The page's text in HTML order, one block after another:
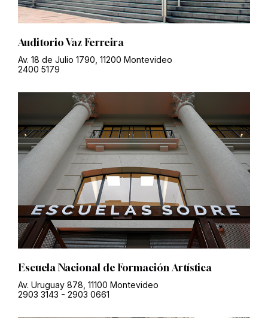
Auditorio Vaz Ferreira
Av. 18 de Julio 1790, 11200 Montevideo
2400 5179
Escuela Nacional de Formación Artística
Av. Uruguay 878, 11100 Montevideo
2903 3143 - 2903 0661